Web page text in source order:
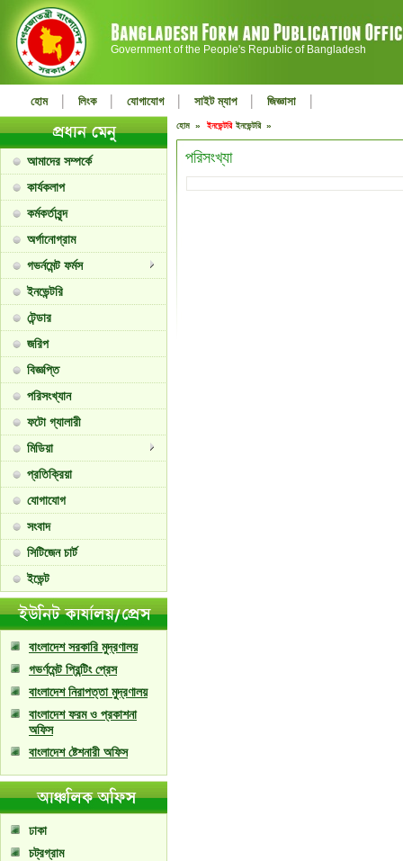
Government of the People's Republic of Bangladesh
হোম | লিংক | যোগাযোগ | সাইট ম্যাপ | জিজ্ঞাসা |
আমাদের সম্পর্কে
কার্যকলাপ
কর্মকর্তাবৃন্দ
অর্গানোগ্রাম
গভর্নমেন্ট ফর্মস
ইনভেন্টরি
টেন্ডার
জরিপ
বিজ্ঞপ্তি
পরিসংখ্যান
ফটো গ্যালারী
মিডিয়া
প্রতিক্রিয়া
যোগাযোগ
সংবাদ
সিটিজেন চার্ট
ইভেন্ট
বাংলাদেশ সরকারি মুদ্রণালয়
গভর্ণমেন্ট প্রিন্টিং প্রেস
বাংলাদেশ নিরাপত্তা মুদ্রণালয়
বাংলাদেশ ফরম ও প্রকাশনা
অফিস
বাংলাদেশ ষ্টেশনারী অফিস
ঢাকা
চট্রগ্রাম
হোম » ইনভেন্টরি ইনভেন্টরি »
পরিসংখ্যা